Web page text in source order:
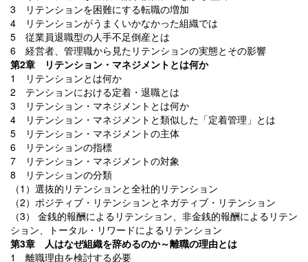
3 リテンションを困難にする転職の増加
4 リテンションがうまくいかなかった組織では
5 従業員退職型の人手不足倒産とは
6 経営者、管理職から見たリテンションの実態とその影響
第2章 リテンション・マネジメントとは何か
1 リテンションとは何か
2 テンションにおける定着・退職とは
3 リテンション・マネジメントとは何か
4 リテンション・マネジメントと類似した「定着管理」とは
5 リテンション・マネジメントの主体
6 リテンションの指標
7 リテンション・マネジメントの対象
8 リテンションの分類
（1）選抜的リテンションと全社的リテンション
（2）ポジティブ・リテンションとネガティブ・リテンション
（3） 金銭的報酬によるリテンション、非金銭的報酬によるリテン
ション、トータル・リワードによるリテンション
第3章 人はなぜ組織を辞めるのか～離職の理由とは
1 離職理由を検討する必要